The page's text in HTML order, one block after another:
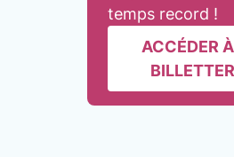
temps record !
ACCÉDER